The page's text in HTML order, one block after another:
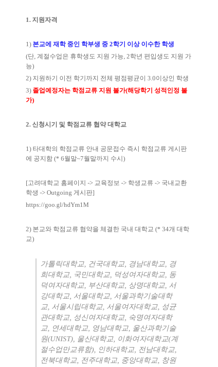
1. 지원자격
1) 본교에 재학 중인 학부생 중 2학기 이상 이수한 학생
(단, 계절수업은 휴학생도 지원 가능, 2학년 편입생도 지원 가
능)
2) 지원하기 이전 학기까지 전체 평점평균이 3.0이상인 학생
3) 졸업예정자는 학점교류 지원 불가(해당학기 성적인정 불
가)
2. 신청시기 및 학점교류 협약 대학교
1) 타대학의 학점교류 안내 공문접수 즉시 학점교류 게시판
에 공지함 (* 6월말~7월말까지 수시)
[고려대학교 홈페이지 -> 교육정보 -> 학생교류 -> 국내교환
학생 -> Outgoing 게시판]
https://goo.gl/hdYm1M
2) 본교와 학점교류 협약을 체결한 국내 대학교 (* 34개 대학
교)
가톨릭대학교, 건국대학교, 경남대학교, 경
희대학교, 국민대학교, 덕성여자대학교, 동
덕여자대학교, 부산대학교, 상명대학교, 서
강대학교, 서울대학교, 서울과학기술대학
교, 서울시립대학교, 서울여자대학교, 성균
관대학교, 성신여자대학교, 숙명여자대학
교, 연세대학교, 영남대학교, 울산과학기술
원(UNIST), 울산대학교, 이화여자대학교(계
절수업만교류함), 인하대학교, 전남대학교,
전북대학교, 전주대학교, 중앙대학교, 창원